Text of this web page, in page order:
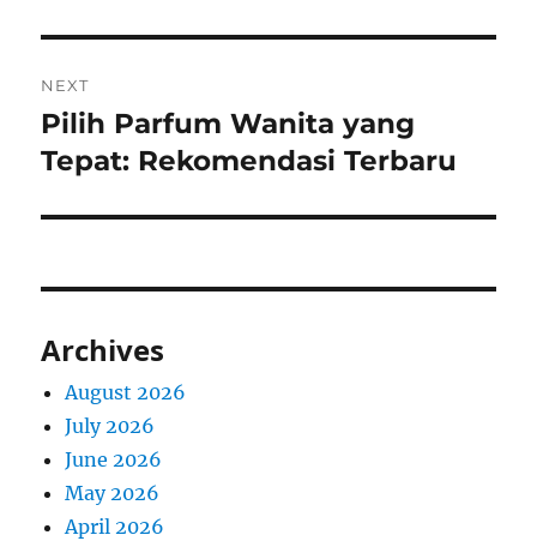
NEXT
Next
post:
Pilih Parfum Wanita yang
Tepat: Rekomendasi Terbaru
Archives
August 2026
July 2026
June 2026
May 2026
April 2026